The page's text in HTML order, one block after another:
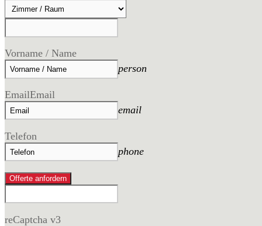
Vorname / Name
person
EmailEmail
email
Telefon
phone
Offerte anfordern
reCaptcha v3